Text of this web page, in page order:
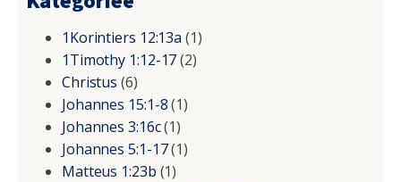
1Korintiers 12:13a (1)
1Timothy 1:12-17(2)
Christus (6)
Johannes 15:1-8(1)
Johannes 3:16c(1)
Johannes 5:1-17(1)
Matteus 1:23b (1)